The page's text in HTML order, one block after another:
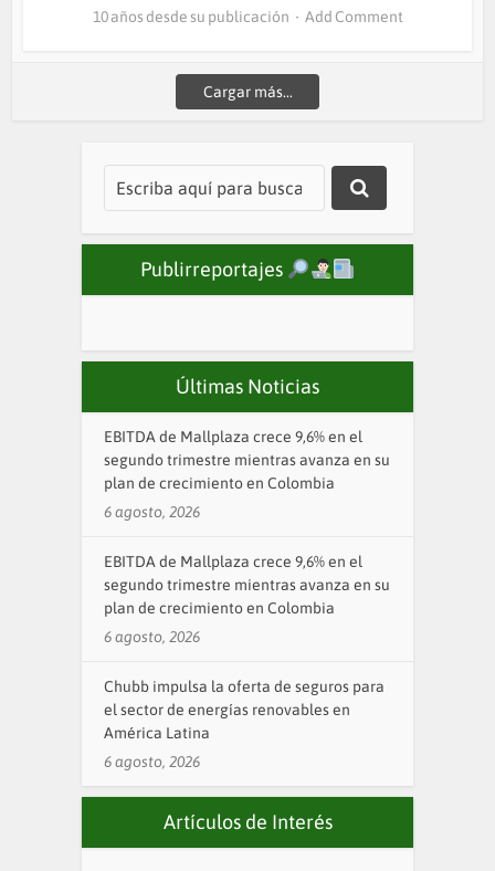
10 años desde su publicación Add Comment
Cargar más...
Publirreportajes
Últimas Noticias
EBITDA de Mallplaza crece 9,6% en el
segundo trimestre mientras avanza en su
plan de crecimiento en Colombia
6 agosto, 2026
EBITDA de Mallplaza crece 9,6% en el
segundo trimestre mientras avanza en su
plan de crecimiento en Colombia
6 agosto, 2026
Chubb impulsa la oferta de seguros para
el sector de energías renovables en
América Latina
6 agosto, 2026
Artículos de Interés